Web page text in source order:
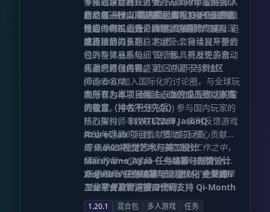
的发展进程。精选模组库：150+高质量
模组的有机组合，确保了内容的广度与深
度。
启动器进行自动安装。启程： 启动游戏，
开启你的工业传奇。 蓝图展望
器。 拓展未知的探险区域，设计更具挑战
性的 BOSS 战役。 重构食物制作流程，追
求极致的拟真感。 构建一套自洽且平衡的
经济与贸易系统。 设计极具挑战性的自动
化量产终极任务。 社区共建 全球社区
(Discord) 加入国际化的讨论圈，与全球玩
家分享心得。 直接向开发团队反馈您的宝
贵建议。 中文社区 (QQ) 参与国内玩家的
热烈探讨，寻找联机伙伴。 实时反馈游戏
体验与遇到的问题。 赞助与反馈
您的每一份支持，都是维持这座工业巨塔
运转的燃料。无论数额，您的慷慨捐赠都
将直接助力于：
维持项目的长期稳定运营。 持续提升整合
包的整体品质与细节打磨。 开发更多激动
人心的原创内容。
感谢您对《齿轮盛宴》的认可与贡献！
缔造者名单
向所有为本项目倾注心血的成员致以崇高
的敬意（排名不分先后）
核心架构师SSWTLZZ69 JasonQ
AzureCrab项目贡献者 成员 核心贡献领
域ikoi03 视觉艺术与美工设计
Maruyama_Ayaa 任务编纂与剧情设计
XinJinIris 任务编纂与流程优化 史莱姆li
工业平台及管道接口代码支持 Qi-Month
开发者模式核心代码支持
致谢
即使身处繁忙的学业与繁重的工作之中，
团队的每一位成员——从初入校园的大一
新生到步入社会的职场人士——依然选择
抽出宝贵的时间投身于此。
正是你们的热爱与付出，铸就了今日的
《齿轮盛宴》。感谢你们！
1.20.1 混合包 多人游戏 任务